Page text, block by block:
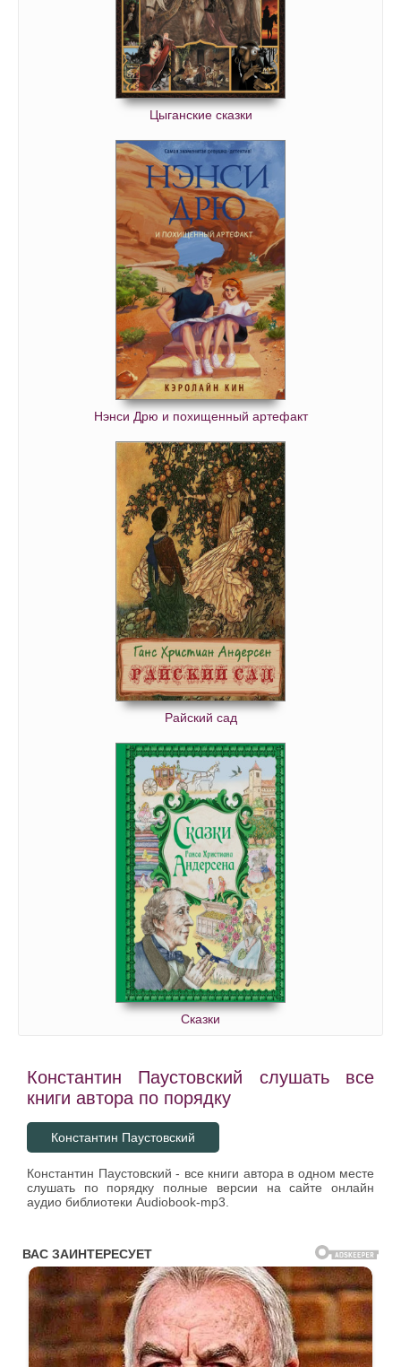
Цыганские сказки
Нэнси Дрю и похищенный артефакт
Райский сад
Сказки
Константин Паустовский слушать все
книги автора по порядку
Константин Паустовский
Константин Паустовский - все книги автора в одном месте
слушать по порядку полные версии на сайте онлайн
аудио библиотеки Audiobook-mp3.